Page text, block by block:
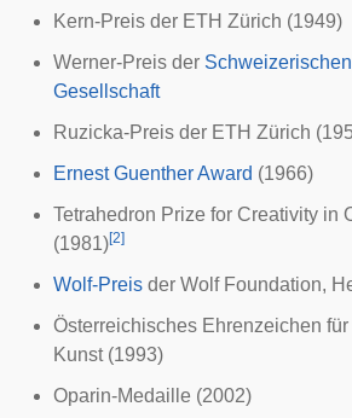
Kern-Preis der ETH Zürich (1949)
Werner-Preis der
Gesellschaft
Ruzicka-Preis der ETH Zürich
Ernest Guenther Award (1966)
Tetrahedron Prize for Creativity in
(1981)[2]
Wolf-Preis der Wolf Foundation,
Österreichisches Ehrenzeichen
Kunst(1993)
Oparin-Medaille (2002)